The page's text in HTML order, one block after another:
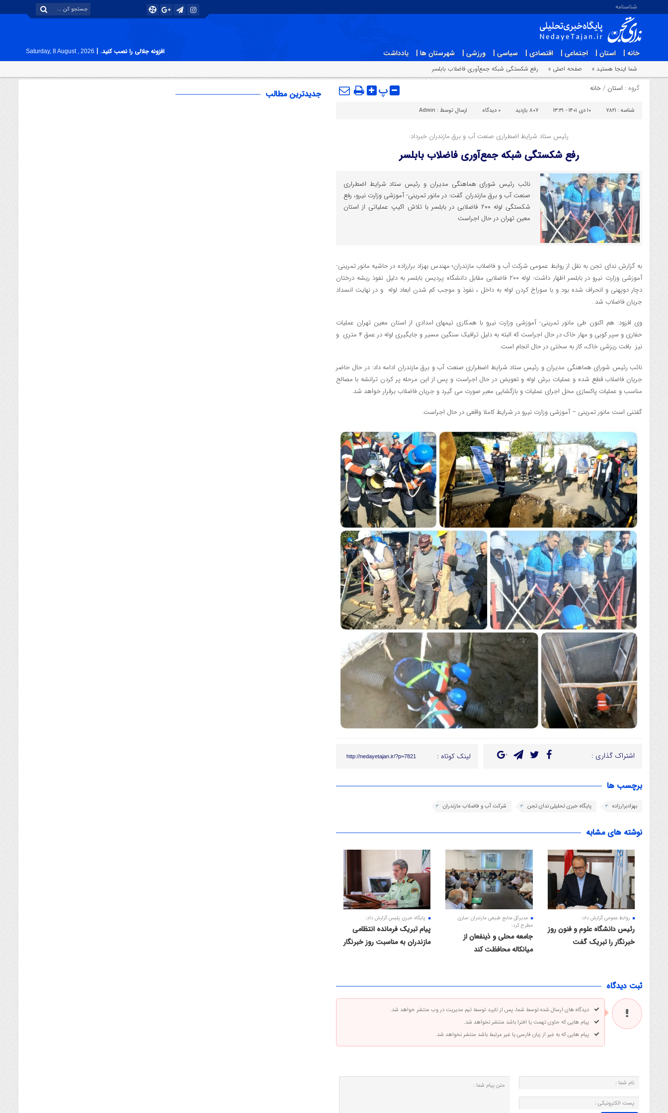
شناسنامه
خانه | استان | اجتماعی | اقتصادی | سیاسی | ورزشی | شهرستان ها | یادداشت افزونه جلالی را نصب کنید. |
Saturday, 8 August , 2026
شما اینجا هستید » صفحه اصلی » رفع شکستگی شبکه جمع‌آوری فاضلاب بابلسر
گروه : استان /خانه پ
شناسه : ۷۸۲۱ ۱۰ دی ۱۴۰۱ - ۱۳:۳۱ ۸۰۷ بازدید ۰ دیدگاه ارسال توسط : Admin
رئیس ستاد شرایط اضطراری صنعت آب و برق مازندران خبرداد:
رفع شکستگی شبکه جمع‌آوری فاضلاب بابلسر
نائب رئیس شورای هماهنگی مدیران و رئیس ستاد شرایط اضطراری
صنعت آب و برق مازندران گفت: در مانور تمرینی- آموزشی وزارت نیرو، رفع
شکستگی لوله ۲۰۰ فاضلابی در بابلسر با تلاش اکیپ عملیاتی از استان
معین تهران در حال اجراست
به گزارش ندای تجن به نقل از روابط عمومی شرکت آب و فاضلاب مازندران؛ مهندس بهزاد برارزاده در حاشیه مانور تمرینی-
آموزشی وزارت نیرو در بابلسر اظهار داشت: لوله ۲۰۰ فاضلابی مقابل دانشگاه پردیس بابلسر به دلیل نفوذ ریشه درختان
دچار دوپهنی و انحراف شده بود و با سوراخ کردن لوله به داخل ، نفوذ و موجب کم شدن ابعاد لوله و در نهایت انسداد
جریان فاضلاب شد .
وی افزود: هم اکنون طی مانور تمرینی- آموزشی وزارت نیرو با همکاری تیمهای امدادی از استان معین تهران عملیات
حفاری و سپر کوبی و مهار خاک در حال اجراست که البته به دلیل ترافیک سنگین مسیر و جایگیری لوله در عمق ۴ متری و
نیز بافت ریزشی خاک، کار به سختی در حال انجام است.
نائب رئیس شورای هماهنگی مدیران و رئیس ستاد شرایط اضطراری صنعت آب و برق مازندران ادامه داد: در حال حاضر
جریان فاضلاب قطع شده و عملیات برش لوله و تعویض در حال اجراست و پس از این مرحله پر کردن ترانشه با مصالح
مناسب و عملیات پاکسازی محل اجرای عملیات و بازگشایی معبر صورت می گیرد و جریان فاضلاب برقرار خواهد شد.
گفتنی است مانور تمرینی – آموزشی وزارت نیرو در شرایط کاملا واقعی در حال اجراست.
اشتراک گذاری : لینک کوتاه : http://nedayetajan.ir/?p=7821
برچسب ها
بهزادبرارزاده پایگاه خبری تحلیلی ندای تجن شرکت آب و فاضلاب مازندران
نوشته های مشابه
روابط عمومی گزارش داد:
رئیس دانشگاه علوم و فنون روز
خبرنگار را تبریک گفت
مدیرکل منابع طبیعی مازندران -ساری
مطرح کرد:
جامعه محلی و ذینفعان از
میانکاله محافظت کند
پایگاه خبری پلیس گزارش داد:
پیام تبریک فرمانده انتظامی
مازندران به مناسبت روز خبرنگار
ثبت دیدگاه
دیدگاه های ارسال شده توسط شما، پس از تایید توسط تیم مدیریت در وب منتشر خواهد شد.
پیام هایی که حاوی تهمت یا افترا باشد منتشر نخواهد شد.
پیام هایی که به غیر از زبان فارسی یا غیر مرتبط باشد منتشر نخواهد شد.
جدیدترین مطالب